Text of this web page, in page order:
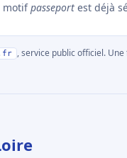
motifpasseport est déjà
, service public officiel.